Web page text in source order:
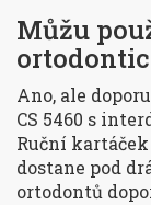
Můžu
Ano, ale
CS 5460 s
Ruční kartáček
dostane pod
ortodontů